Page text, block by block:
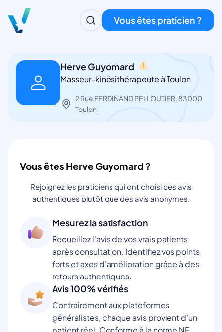
Vous êtes praticien ?
Herve Guyomard
Masseur-kinésithérapeute à Toulon
2 Rue FERDINAND PELLOUTIER, 83000
Toulon
Vous êtes Herve Guyomard ?
Rejoignez les praticiens qui ont choisi des avis
authentiques plutôt que des avis anonymes.
Mesurez la satisfaction
Recueillez l'avis de vos vrais patients
après consultation. Identifiez vos points
forts et axes d'amélioration grâce à des
retours authentiques.
Avis 100% vérifiés
Contrairement aux plateformes
généralistes, chaque avis provient d'un